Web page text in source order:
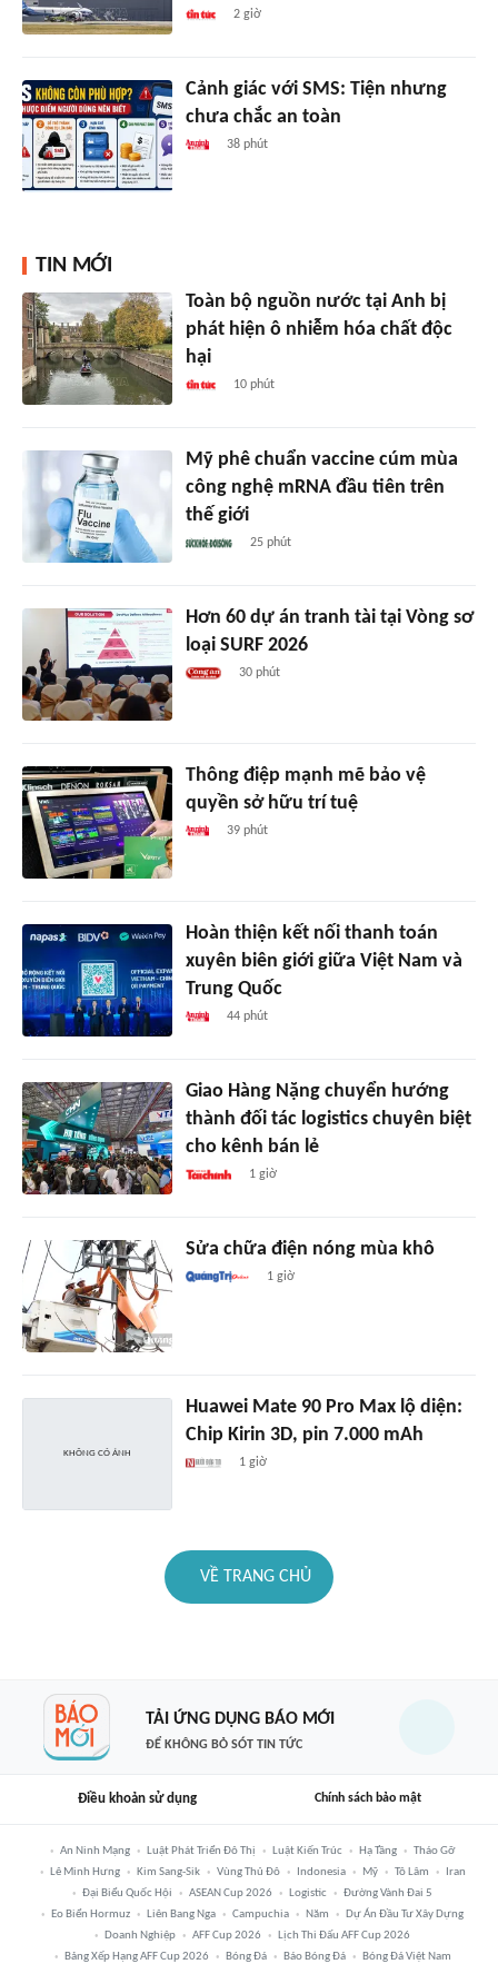
2 giờ
Cảnh giác với SMS: Tiện nhưng
chưa chắc an toàn
38 phút
TIN MỚI
Toàn bộ nguồn nước tại Anh bị
phát hiện ô nhiễm hóa chất độc
hại
10 phút
Mỹ phê chuẩn vaccine cúm mùa
công nghệ mRNA đầu tiên trên
thế giới
25 phút
Hơn 60 dự án tranh tài tại Vòng sơ
loại SURF 2026
30 phút
Thông điệp mạnh mẽ bảo vệ
quyền sở hữu trí tuệ
39 phút
Hoàn thiện kết nối thanh toán
xuyên biên giới giữa Việt Nam và
Trung Quốc
44 phút
Giao Hàng Nặng chuyển hướng
thành đối tác logistics chuyên biệt
cho kênh bán lẻ
1 giờ
Sửa chữa điện nóng mùa khô
1 giờ
Huawei Mate 90 Pro Max lộ diện:
Chip Kirin 3D, pin 7.000 mAh
1 giờ
VỀ TRANG CHỦ
TẢI ỨNG DỤNG BÁO MỚI
ĐỂ KHÔNG BỎ SÓT TIN TỨC
Điều khoản sử dụng Chính sách bảo mật
An Ninh Mạng Luật Phát Triển Đô Thị Luật Kiến Trúc Hạ Tầng
Tháo Gỡ
Lê Minh Hưng
Kim Sang-Sik Vùng Thủ Đô Indonesia Mỹ Tô Lâm
Iran
Đại Biểu Quốc Hội
ASEAN Cup 2026 Logistic
Đường Vành Đai 5
Eo Biển Hormuz
Liên Bang Nga Campuchia Năm
Dự Án Đầu Tư Xây Dựng
Doanh Nghiệp
AFF Cup 2026
Lịch Thi Đấu AFF Cup 2026
Bảng Xếp Hạng AFF Cup 2026
Bóng Đá Báo Bóng Đá Bóng Đá Việt Nam